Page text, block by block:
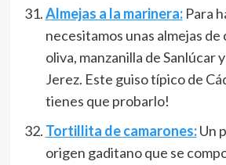
Almejas a la marinera:Para
necesitamos unas almejas de
oliva, manzanilla de Sanlúcar
Jerez. Este guiso típico de
tienes que probarlo!
Tortillita de camarones: Un
origen gaditano que se